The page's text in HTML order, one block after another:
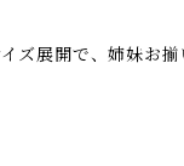
ズ展開で、姉妹お揃